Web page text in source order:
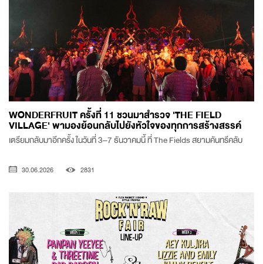
WONDERFRUIT ครั้งที่ 11 ชวนมาสำรวจ 'THE FIELD
VILLAGE' พามองย้อนกลับไปยังหัวใจของทุกการสร้างสรรค์
เตรียมกลับมาอีกครั้ง ในวันที่ 3–7 ธันวาคมนี้ ที่ The Fields สยามคันทรีคลับ
30.06.2026 2831